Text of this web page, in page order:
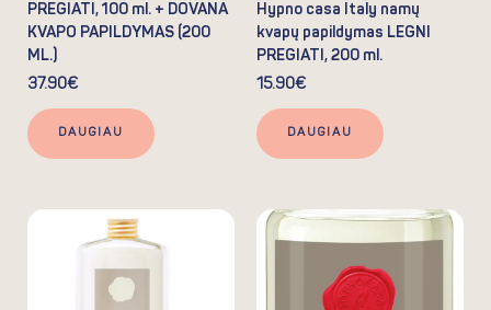
PREGIATI, 100 ml. + DOVANA
KVAPO PAPILDYMAS (200
ML.)
37.90€
DAUGIAU
Hypno casa Italy namų
kvapų papildymas LEGNI
PREGIATI, 200 ml.
15.90€
DAUGIAU